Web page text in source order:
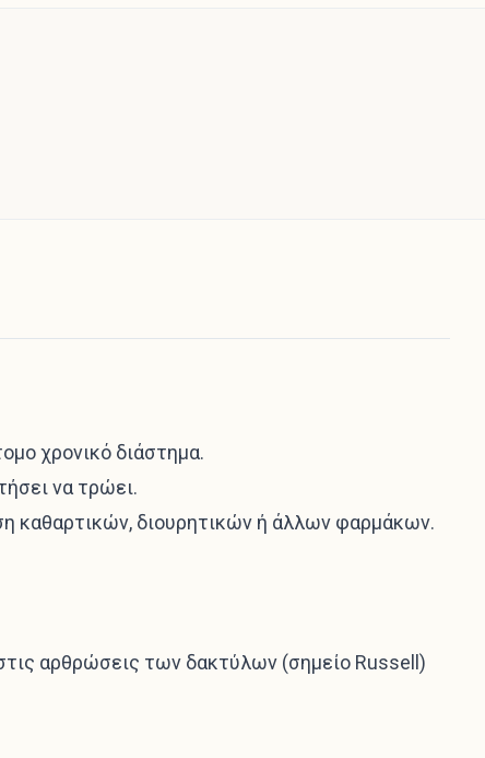
χρονικό διάστημα.
να τρώει.
καθαρτικών, διουρητικών ή άλλων φαρμάκων.
αρθρώσεις των δακτύλων (σημείο Russell)